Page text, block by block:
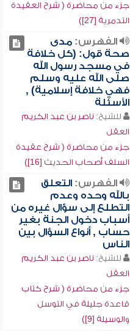
جزء من محاضرة ( شرح العقيدة
التدمرية [27])
الفهرس:مدى
صحة قول: (كل خلافة
في مسجد رسول الله
صلى الله عليه وسلم
فهي خلافة إسلامية) ,
الأسئلة
للشيخ: ناصر بن عبد الكريم
العقل
جزء من محاضرة ( شرح عقيدة
السلف أصحاب الحديث [16])
الفهرس:التعلق
بالله وحده وعدم
التطلع إلى سؤال غيره من
أسباب دخول الجنة بغير
حساب , أنواع السؤال بين
الناس
للشيخ: ناصر بن عبد الكريم
العقل
جزء من محاضرة ( شرح كتاب
قاعدة جليلة في التوسل
والوسيلة [9])